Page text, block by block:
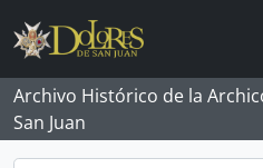
Skip to main content
Archivo Histórico de la
San Juan